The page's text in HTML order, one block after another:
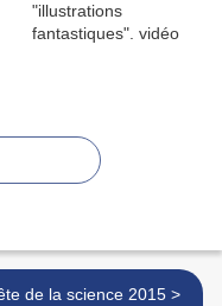
Fête de la science 2015 >